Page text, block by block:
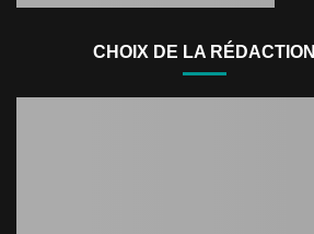
CHOIX DE LA RÉDACTION